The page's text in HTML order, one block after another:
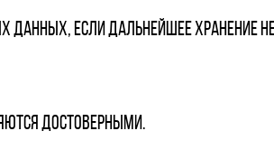
если дальнейшее хранение
достоверными.